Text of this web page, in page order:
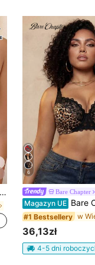
6
Bare Chapter
Magazyn UE Bare Chapter 1 szt. biustonosz bez
#1 Bestsellery
36,13zł
4-5 dni